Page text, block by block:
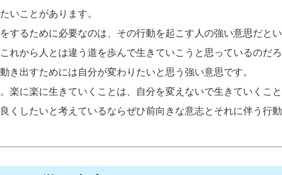
いことがあります。
するために必要なのは、その行動を起こす人の強い意思だとい
れから人とは違う道を歩んで生きていこうと思っているのだろ
き出すためには自分が変わりたいと思う強い意思です。
楽に楽に生きていくことは、自分を変えないで生きていくこと
くしたいと考えているならぜひ前向きな意志とそれに伴う行動